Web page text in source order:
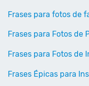
Frases para fotos de
Frases para Fotos de
Frases para Fotos de
Frases Épicas para